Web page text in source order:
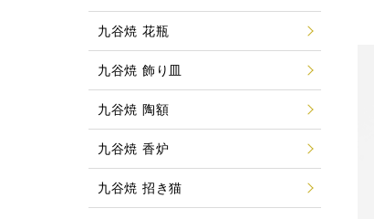
九谷焼 花瓶
九谷焼 飾り皿
九谷焼 陶額
九谷焼 香炉
九谷焼 招き猫